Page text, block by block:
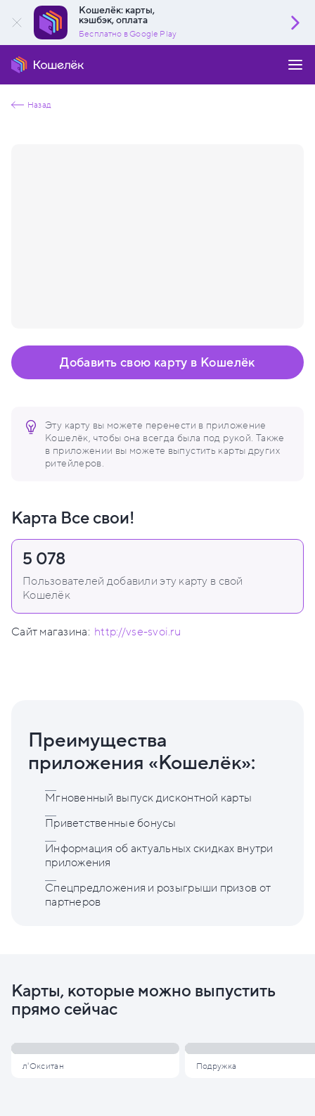
Кошелёк: карты,
кэшбэк, оплата
Бесплатно в Google Play
Назад
Эту карту вы можете перенести в приложение
Кошелёк, чтобы она всегда была под рукой. Также
в приложении вы можете выпустить карты других
ритейлеров.
Добавить свою карту в Кошелёк
Карта Все свои!
5 078
Пользователей добавили эту карту в свой
Кошелёк
Сайт магазина: http://vse-svoi.ru
Преимущества
приложения «Кошелёк»:
Мгновенный выпуск дисконтной карты
Приветственные бонусы
Информация об актуальных скидках внутри
приложения
Спецпредложения и розыгрыши призов от
партнеров
Карты, которые можно выпустить
прямо сейчас
л'Окситан Подружка